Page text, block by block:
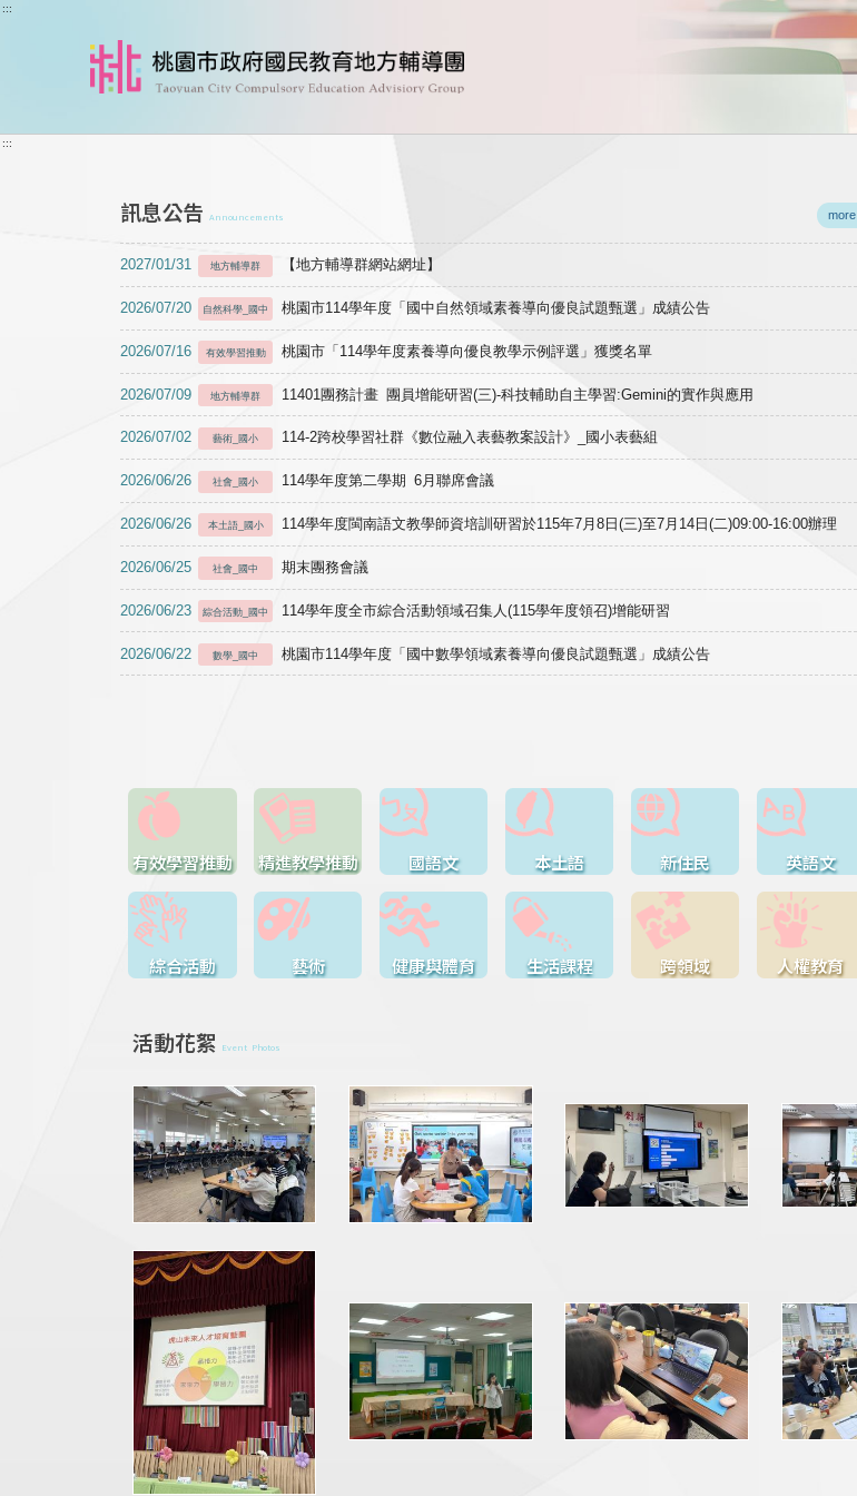
跳到主要內容
:::
:::
訊息公告 Announcements more
2027/01/31 地方輔導群 【地方輔導群網站網址】
2026/07/20 自然科學_國中 桃園市114學年度「國中自然領域素養導向優良試題甄選」成績公告
2026/07/16 有效學習推動 桃園市「114學年度素養導向優良教學示例評選」獲獎名單
2026/07/09 地方輔導群 11401團務計畫 團員增能研習(三)-科技輔助自主學習:Gemini的實作與應用
2026/07/02 藝術_國小 114-2跨校學習社群《數位融入表藝教案設計》_國小表藝組
2026/06/26 社會_國小 114學年度第二學期 6月聯席會議
2026/06/26 本土語_國小 114學年度閩南語文教學師資培訓研習於115年7月8日(三)至7月14日(二)09:00-16:00辦理
2026/06/25 社會_國中 期末團務會議
2026/06/23 綜合活動_國中 114學年度全市綜合活動領域召集人(115學年度領召)增能研習
2026/06/22 數學_國中 桃園市114學年度「國中數學領域素養導向優良試題甄選」成績公告
有效學習推動 精進教學推動 國語文 本土語 新住民 英語文
綜合活動 藝術 健康與體育 生活課程 跨領域 人權教育
活動花絮 Event Photos